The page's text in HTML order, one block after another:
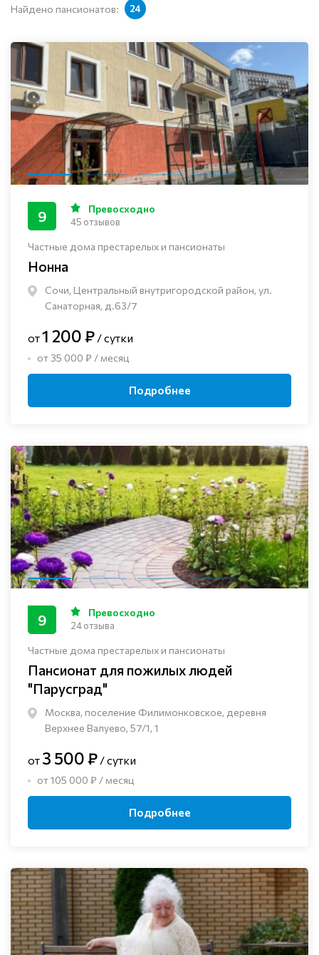
Найдено пансионатов: 24
Частные дома престарелых и пансионаты
Нонна
Сочи, Центральный внутригородской район, ул.
Санаторная, д.63/7
9 Превосходно
45 отзывов
от1 200 ₽ / сутки
от 35 000 ₽ / месяц
Подробнее
Частные дома престарелых и пансионаты
Пансионат для пожилых людей
"Парусград"
Москва, поселение Филимонковское, деревня
Верхнее Валуево, 57/1, 1
9 Превосходно
24 отзыва
от 3 500 ₽ / сутки
от 105 000 ₽ / месяц
Подробнее